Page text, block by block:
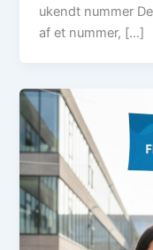
ukendt nummer
af et nummer, […]